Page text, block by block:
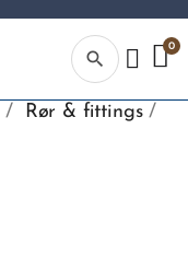
search
Rør & fittings